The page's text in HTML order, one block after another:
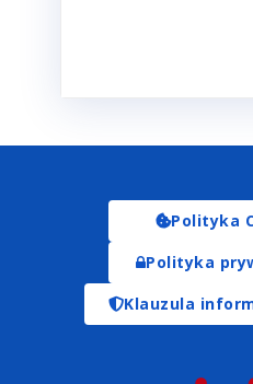
Polityka
Polityka
Klauzula